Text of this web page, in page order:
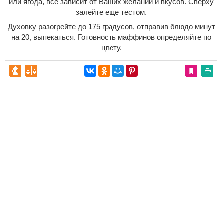
или ягода, все зависит от Ваших желаний и вкусов. Сверху
залейте еще тестом.
Духовку разогрейте до 175 градусов, отправив блюдо минут
на 20, выпекаться. Готовность маффинов определяйте по
цвету.